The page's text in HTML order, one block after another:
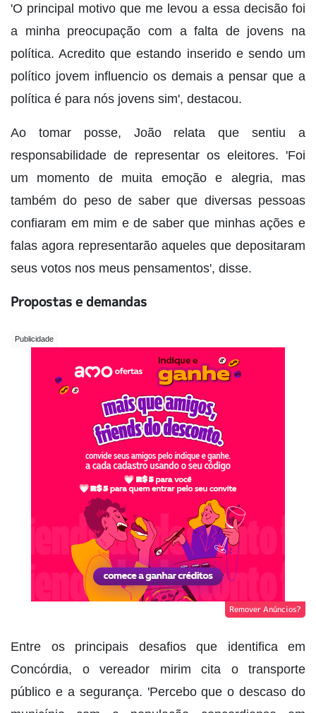
'O principal motivo que me levou a essa decisão foi
a minha preocupação com a falta de jovens na
política. Acredito que estando inserido e sendo um
político jovem influencio os demais a pensar que a
política é para nós jovens sim', destacou.
Ao tomar posse, João relata que sentiu a
responsabilidade de representar os eleitores. 'Foi
um momento de muita emoção e alegria, mas
também do peso de saber que diversas pessoas
confiaram em mim e de saber que minhas ações e
falas agora representarão aqueles que depositaram
seus votos nos meus pensamentos', disse.
Propostas e demandas
Remover Anúncios?
Entre os principais desafios que identifica em
Concórdia, o vereador mirim cita o transporte
público e a segurança. 'Percebo que o descaso do